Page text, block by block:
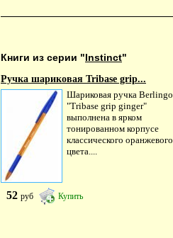
Книги из серии "Instinct"
Ручка шариковая Tribase grip...
Шариковая ручка Berlingo
"Tribase grip ginger"
выполнена в ярком
тонированном корпусе
классического оранжевого
цвета....
52 руб Купить